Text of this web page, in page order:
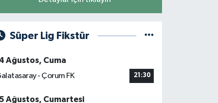
Süper Lig Fikstür
Ağustos, Cuma
- Çorum FK
21:30
Ağustos, Cumartesi